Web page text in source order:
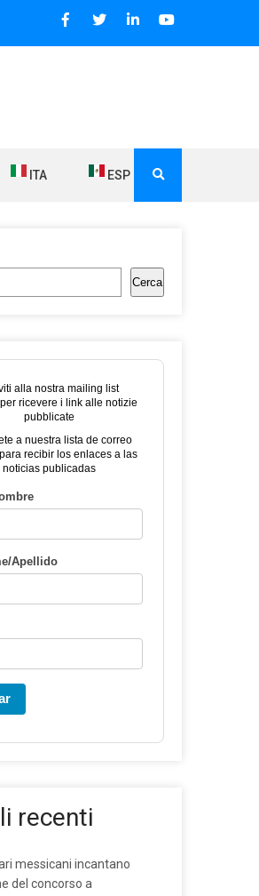
DIFFONDE NOTIZIE SUI RAPPORTI
ITA ESP
Cerca
alla nostra mailing list
ricevere i link alle notizie
pubblicate
a nuestra lista de correo
recibir los enlaces a las
noticias publicadas
Apellido
recenti
messicani incantano
del concorso a